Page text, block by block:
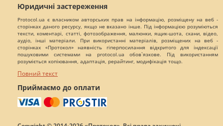
Юридичні застереження
Protocol.ua є власником авторських прав на інформацію, розміщену на веб -
сторінках даного ресурсу, якщо не вказано інше. Під інформацією розуміються
тексти, коментарі, статті, фотозображення, малюнки, ящик-шота, скани, відео,
аудіо, інші матеріали. При використанні матеріалів, розміщених на веб -
сторінках «Протокол» наявність гіперпосилання відкритого для індексації
пошуковими системами на protocol.ua обов`язкове. Під використанням
розуміється копіювання, адаптація, рерайтинг, модифікація тощо.
Повний текст
Приймаємо до оплати